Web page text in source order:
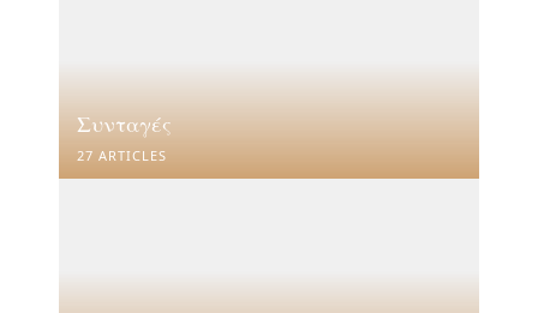
Συνταγές
27 ARTICLES